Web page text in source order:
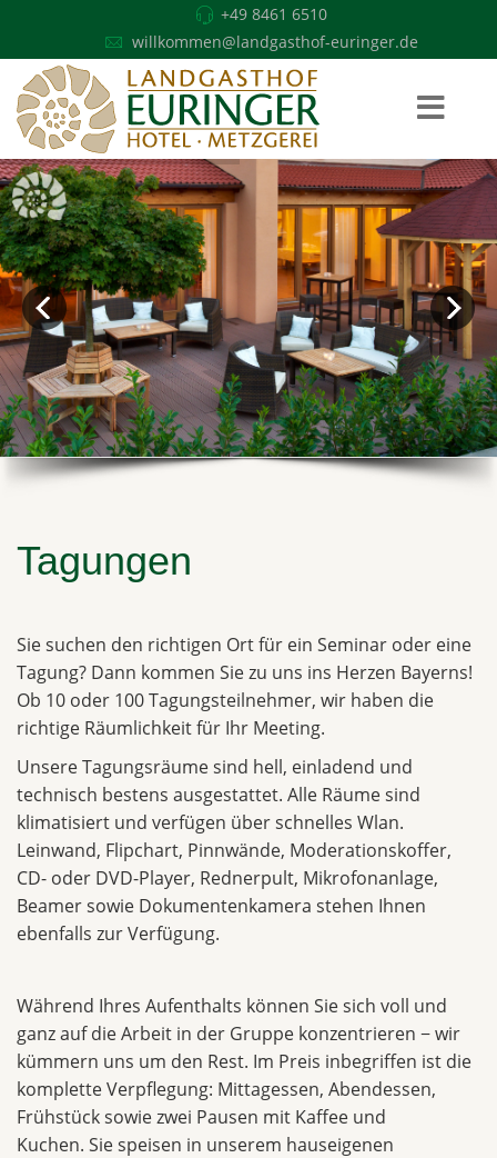
+49 8461 6510
willkommen@landgasthof-euringer.de
Tagungen
Sie suchen den richtigen Ort für ein Seminar oder eine
Tagung? Dann kommen Sie zu uns ins Herzen Bayerns!
Ob 10 oder 100 Tagungsteilnehmer, wir haben die
richtige Räumlichkeit für Ihr Meeting.
Unsere Tagungsräume sind hell, einladend und
technisch bestens ausgestattet. Alle Räume sind
klimatisiert und verfügen über schnelles Wlan.
Leinwand, Flipchart, Pinnwände, Moderationskoffer,
CD- oder DVD-Player, Rednerpult, Mikrofonanlage,
Beamer sowie Dokumentenkamera stehen Ihnen
ebenfalls zur Verfügung.
Während Ihres Aufenthalts können Sie sich voll und
ganz auf die Arbeit in der Gruppe konzentrieren − wir
kümmern uns um den Rest. Im Preis inbegriffen ist die
komplette Verpflegung: Mittagessen, Abendessen,
Frühstück sowie zwei Pausen mit Kaffee und
Kuchen. Sie speisen in unserem hauseigenen